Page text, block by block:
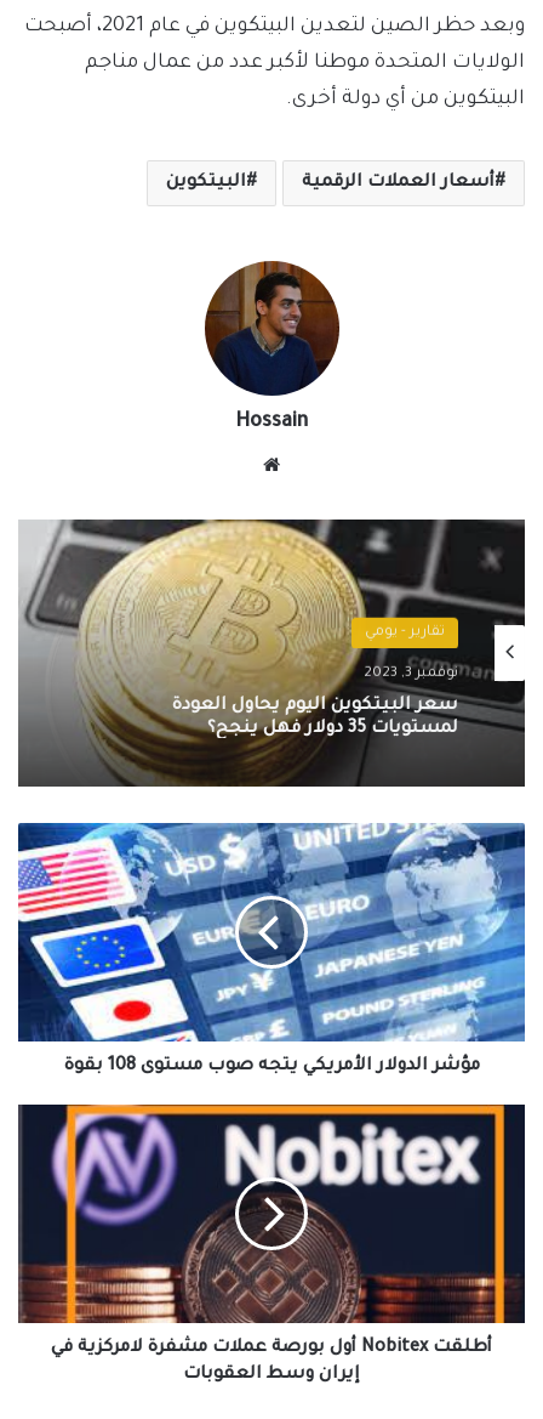
وبعد حظر الصين لتعدين البيتكوين في عام 2021، أصبحت
الولايات المتحدة موطنا لأكبر عدد من عمال مناجم
البيتكوين من أي دولة أخرى.
أسعار العملات الرقمية البيتكوين
Hossain
تقارير - يومي
نوفمبر 3, 2023
سعر البيتكوين اليوم يحاول العودة
لمستويات 35 دولار فهل ينجح؟
تقارير - يومي
نوفمبر 2, 2023
سعر الكاردانو اليوم يسجل أقصى ارتفاع
بنسبة 8%
مؤشر
الدولار
الأمريكي
يتجه
صوب
مستوى
108
بقوة
مؤشر الدولار الأمريكي يتجه صوب مستوى 108 بقوة
أطلقت
Nobitex
لامركزية
إيران
أطلقت Nobitex أول بورصة عملات مشفرة لامركزية في
إيران وسط العقوبات